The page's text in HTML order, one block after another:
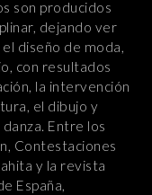
son producidos
dejando ver
diseño de moda,
con resultados
la intervención
el dibujo y
Entre los
Contestaciones
y la revista
España,